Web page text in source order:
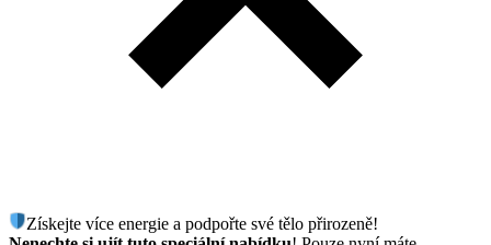
Získejte více energie a podpořte své tělo přirozeně!